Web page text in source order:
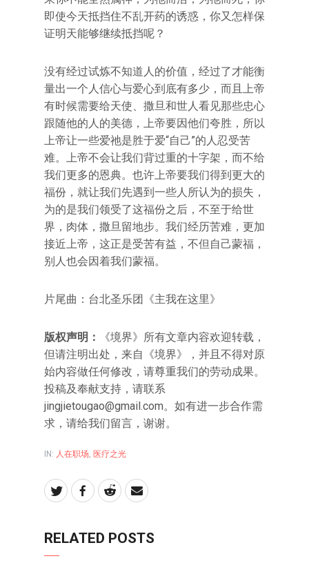
即使今天抵挡住不乱开药的诱惑，你又怎样保
证明天能够继续抵挡呢？
没有经过试炼不知道人的价值，经过了才能衡
量出一个人信心与爱心到底有多少，而且上帝
有时候需要给天使、撒旦和世人看见那些忠心
跟随他的人的美德，上帝要因他们夸胜，所以
上帝让一些爱祂是胜于爱“自己”的人忍受苦
难。上帝不会让我们背过重的十字架，而不给
我们更多的恩典。也许上帝要我们得到更大的
福份，就让我们先遇到一些人所认为的损失，
为的是我们领受了这福份之后，不至于给世
界，肉体，撒旦留地步。我们经历苦难，更加
接近上帝，这正是受苦有益，不但自己蒙福，
别人也会因着我们蒙福。
片尾曲：台北圣乐团《主我在这里》
版权声明：
《境界》所有文章内容欢迎转载，
但请注明出处，来自《境界》，并且不得对原
始内容做任何修改，请尊重我们的劳动成果。
投稿及奉献支持，请联系
jingjietougao@gmail.com。如有进一步合作需
求，请给我们留言，谢谢。
IN: 人在职场, 医疗之光
RELATED POSTS